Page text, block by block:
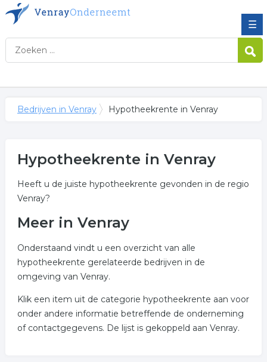
☰
Bedrijven in Venray Hypotheekrente in Venray
Hypotheekrente in Venray
Heeft u de juiste hypotheekrente gevonden in de regio
Venray?
Meer in Venray
Onderstaand vindt u een overzicht van alle
hypotheekrente gerelateerde bedrijven in de
omgeving van Venray.
Klik een item uit de categorie hypotheekrente aan voor
onder andere informatie betreffende de onderneming
of contactgegevens. De lijst is gekoppeld aan Venray.